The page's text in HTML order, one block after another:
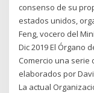
consenso de su
estados unidos,
Feng, vocero del
Dic 2019 El Órgano
Comercio una serie
elaborados por
La actual